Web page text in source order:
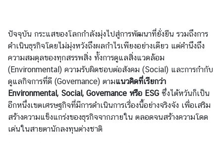
ไ
ต้
ห
วั
น
ไ
ท
ปัจจุบัน กระแสของโลกกำลังมุ่งไปสู่การพัฒนาที่ยั่งยืน รวมถึงการ
ดำเนินธุรกิจโดยไม่มุ่งหวังถึงผลกำไรเพียงอย่างเดียว แต่คำนึงถึง
ความสมดุลของทุกสรรพสิ่ง ทั้งการดูแลสิ่งแวดล้อม
(Environmental) ความรับผิดชอบต่อสังคม (Social) และการกำกับ
ดูแลกิจการที่ดี (Governance) ตามแนวคิดที่เรียกว่า
Environmental, Social, Governance หรือ ESG ซึ่งไต้หวันก็เป็น
อีกหนึ่งเขตเศรษฐกิจที่มีการดำเนินการเรื่องนี้อย่างจริงจัง เพื่อเสริม
สร้างความแข็งแกร่งของธุรกิจจากภายใน ตลอดจนสร้างความโดด
เด่นในสายตานักลงทุนต่างชาติ